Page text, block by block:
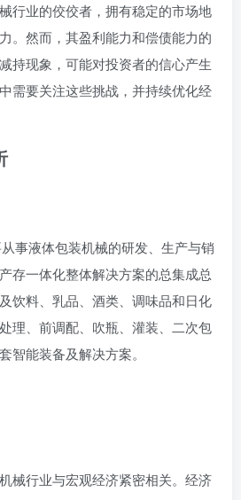
行业的佼佼者，拥有稳定的市场地
。然而，其盈利能力和偿债能力的
持现象，可能对投资者的信心产生
需要关注这些挑战，并持续优化经
事液体包装机械的研发、生产与销
存一体化整体解决方案的总集成总
饮料、乳品、酒类、调味品和日化
理、前调配、吹瓶、灌装、二次包
智能装备及解决方案。
械行业与宏观经济紧密相关。经济